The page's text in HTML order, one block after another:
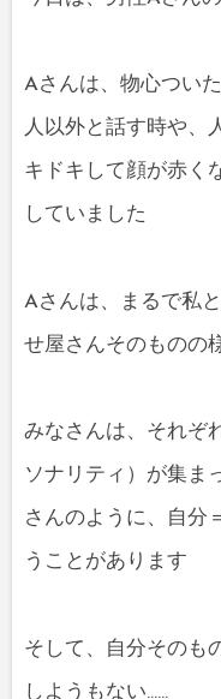
Aさんは、物心つい
人以外と話す時や、
キドキして顔が赤く
していました
Aさんは、まるで私
せ屋さんそのものの
みなさんは、それぞ
ソナリティ）が集ま
さんのように、自分
うことがあります
そして、自分そのも
しようもない……